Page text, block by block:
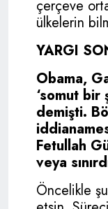
çerçeve
ülkelerin
YARGI
Obama,
‘somut bir
demişti.
Fetullah
veya
Öncelikle